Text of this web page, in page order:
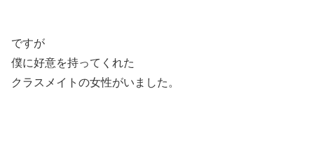
ですが
僕に好意を持ってくれた
クラスメイトの女性がいました。